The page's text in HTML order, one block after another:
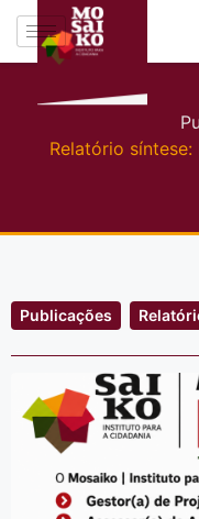
Relatório
Publicações